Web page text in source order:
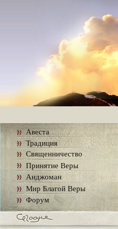
Авеста
Традиция
Священничество
Принятие Веры
Анджоман
Мир Благой Веры
Форум